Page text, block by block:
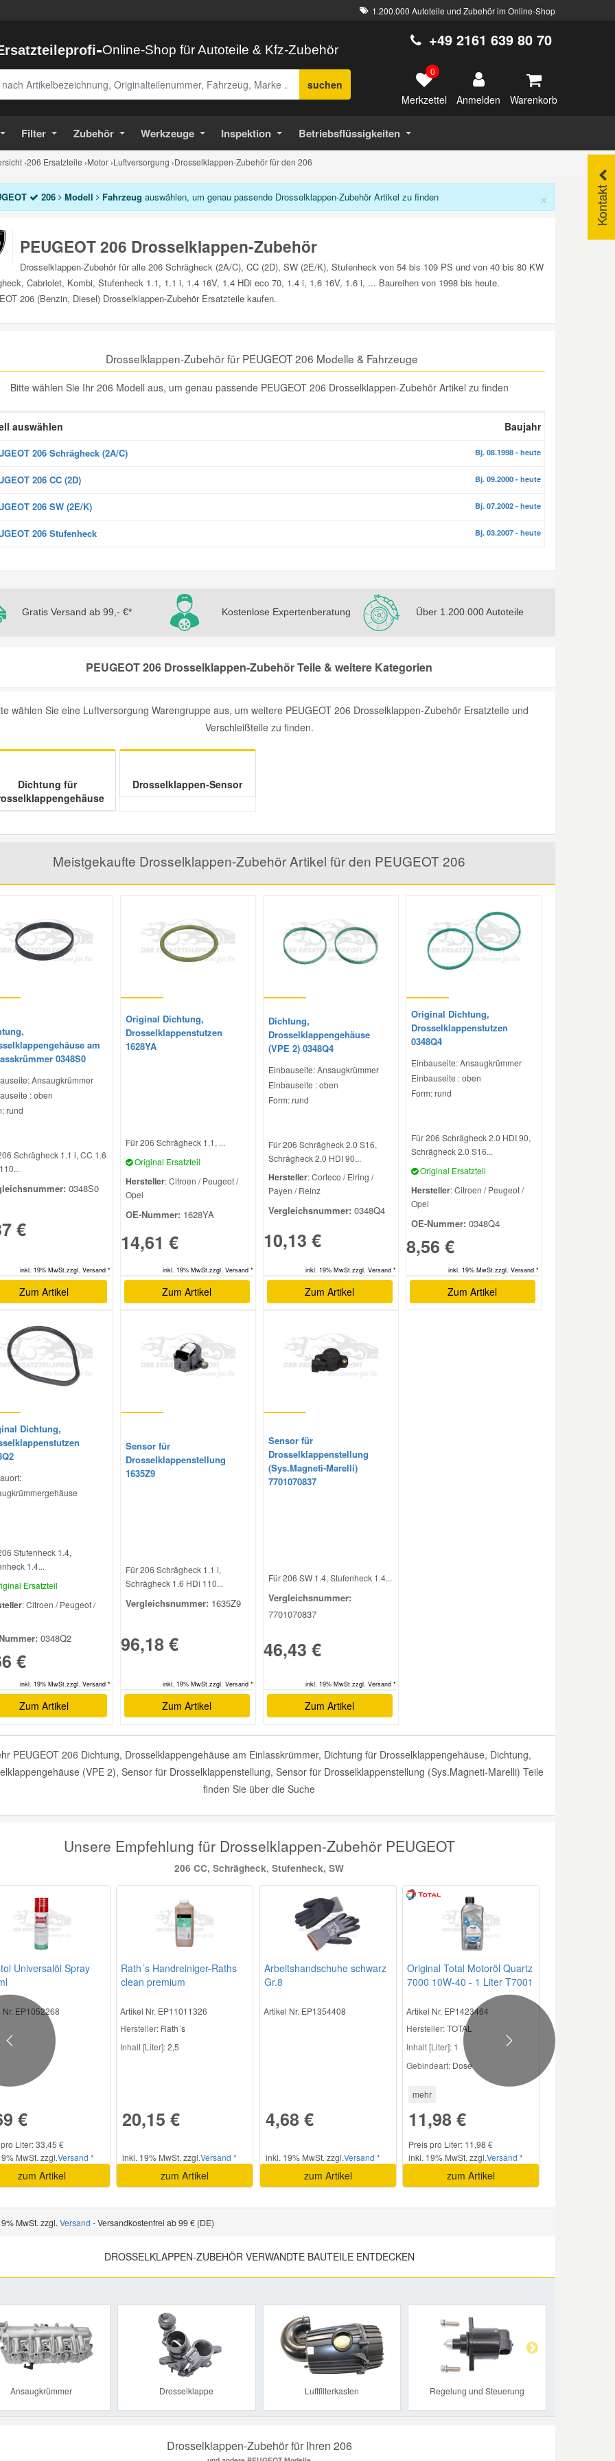
1.200.000 Autoteile und Zubehör im Online-Shop
-Online-Shop für Autoteile & Kfz-Zubehör
suchen
+49 2161 639 80 70
0
Merkzettel Anmelden Warenkorb
Filter Zubehör Werkzeuge Inspektion Betriebsflüssigkeiten
›206 Ersatzteile ›Motor ›Luftversorgung ›Drosselklappen-Zubehör für den 206
Kontakt
×
206 Modell Fahrzeug auswählen, um genau passende Drosselklappen-Zubehör Artikel zu finden
PEUGEOT 206 Drosselklappen-Zubehör
Drosselklappen-Zubehör für alle 206 Schrägheck (2A/C), CC (2D), SW (2E/K), Stufenheck von 54 bis 109 PS und von 40 bis 80 KW
Cabriolet, Kombi, Stufenheck 1.1, 1.1 i, 1.4 16V, 1.4 HDi eco 70, 1.4 i, 1.6 16V, 1.6 i, ... Baureihen von 1998 bis heute.
206 (Benzin, Diesel) Drosselklappen-Zubehör Ersatzteile kaufen.
Drosselklappen-Zubehör für PEUGEOT 206 Modelle & Fahrzeuge
Bitte wählen Sie Ihr 206 Modell aus, um genau passende PEUGEOT 206 Drosselklappen-Zubehör Artikel zu finden
auswählen Baujahr
206 Schrägheck (2A/C) Bj. 08.1998 - heute
206 CC (2D) Bj. 09.2000 - heute
206 SW (2E/K) Bj. 07.2002 - heute
206 Stufenheck Bj. 03.2007 - heute
Gratis Versand ab 99,- €* Kostenlose Expertenberatung Über 1.200.000 Autoteile
PEUGEOT 206 Drosselklappen-Zubehör Teile & weitere Kategorien
wählen Sie eine Luftversorgung Warengruppe aus, um weitere PEUGEOT 206 Drosselklappen-Zubehör Ersatzteile und
Verschleißteile zu finden.
Dichtung für
Drosselklappen-Sensor
Meistgekaufte Drosselklappen-Zubehör Artikel für den PEUGEOT 206
am
0348S0
Ansaugkrümmer
: oben
rund
Schrägheck 1.1 i, CC 1.6
0348S0
€
inkl. 19% MwSt.zzgl. Versand *
Zum Artikel
Original Dichtung,
Drosselklappenstutzen
1628YA
Für 206 Schrägheck 1.1, ...
Original Ersatzteil
Hersteller: Citroen / Peugeot /
Opel
OE-Nummer: 1628YA
14,61 €
inkl. 19% MwSt.zzgl. Versand *
Zum Artikel
Dichtung,
Drosselklappengehäuse
(VPE 2) 0348Q4
Einbauseite: Ansaugkrümmer
Einbauseite : oben
Form: rund
Für 206 Schrägheck 2.0 S16,
Schrägheck 2.0 HDI 90...
Hersteller: Corteco / Elring /
Payen / Reinz
Vergleichsnummer: 0348Q4
10,13 €
inkl. 19% MwSt.zzgl. Versand *
Zum Artikel
Original Dichtung,
Drosselklappenstutzen
0348Q4
Einbauseite: Ansaugkrümmer
Einbauseite : oben
Form: rund
Für 206 Schrägheck 2.0 HDI 90,
Schrägheck 2.0 S16...
Original Ersatzteil
Hersteller: Citroen / Peugeot /
Opel
OE-Nummer: 0348Q4
8,56 €
inkl. 19% MwSt.zzgl. Versand *
Zum Artikel
Dichtung,
Stufenheck 1.4,
1.4...
Ersatzteil
: Citroen / Peugeot /
0348Q2
€
inkl. 19% MwSt.zzgl. Versand *
Zum Artikel
Sensor für
Drosselklappenstellung
1635Z9
Für 206 Schrägheck 1.1 i,
Schrägheck 1.6 HDi 110...
Vergleichsnummer: 1635Z9
96,18 €
inkl. 19% MwSt.zzgl. Versand *
Zum Artikel
Sensor für
Drosselklappenstellung
(Sys.Magneti-Marelli)
7701070837
Für 206 SW 1.4, Stufenheck 1.4...
Vergleichsnummer:
7701070837
46,43 €
inkl. 19% MwSt.zzgl. Versand *
Zum Artikel
PEUGEOT 206 Dichtung, Drosselklappengehäuse am Einlasskrümmer, Dichtung für Drosselklappengehäuse, Dichtung,
(VPE 2), Sensor für Drosselklappenstellung, Sensor für Drosselklappenstellung (Sys.Magneti-Marelli) Teile
finden Sie über die Suche
Unsere Empfehlung für Drosselklappen-Zubehör PEUGEOT
206 CC, Schrägheck, Stufenheck, SW
Universalöl Spray
Nr. EP1052268
€
Liter: 33,45 €
MwSt. zzgl.Versand *
zum Artikel
Rath´s Handreiniger-Raths
clean premium
Artikel Nr. EP11011326
Hersteller: Rath´s
Inhalt [Liter]:2,5
20,15 €
inkl. 19% MwSt. zzgl.Versand *
zum Artikel
Arbeitshandschuhe schwarz
Gr.8
Artikel Nr. EP1354408
4,68 €
inkl. 19% MwSt. zzgl.Versand *
zum Artikel
Original Total Motoröl Quartz
7000 10W-40 - 1 Liter T7001
Artikel Nr. EP1423464
Hersteller:TOTAL
Inhalt [Liter]: 1
Gebindeart: Dose
mehr
11,98 €
Preis pro Liter: 11,98 €
inkl. 19% MwSt. zzgl.Versand *
zum Artikel
Previous Next
MwSt. zzgl. Versand - Versandkostenfrei ab 99 € (DE)
DROSSELKLAPPEN-ZUBEHÖR VERWANDTE BAUTEILE ENTDECKEN
Ansaugkrümmer Drosselklappe Luftfilterkasten Regelung und Steuerung
Drosselklappen-Zubehör für Ihren 206